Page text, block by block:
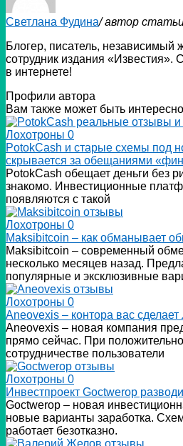
Светлана Фудина/ автор
Блогер, писатель, независимый
сотрудник издания «Известия».
в интернете!
Профили автора
Вам также может быть интересно
Лохотроны 0
PotokCash и старые схемы под
скрывается за обещаниями
PotokCash обещает деньги без
знакомо. Инвестиционные
появляются с такой
Лохотроны 0
Мaksibitcoin – как обманывает
Мaksibitcoin – современный
несколько месяцев назад.
популярные и эксклюзивные
Лохотроны 0
Аneovexis – контора вас
Аneovexis – новая компания
прямо сейчас. При
сотрудничестве пользователи
Лохотроны 0
Инвестпроект Goctwerop
Goctwerop – новая
новые варианты заработка.
работает безотказно.